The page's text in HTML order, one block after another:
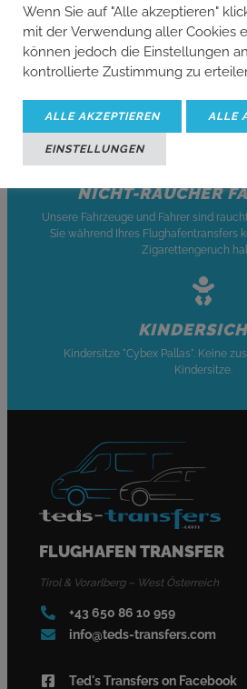
KOSTENLOSES
Wir bieten kostenloses WLAN bei jedem
Österreich.
NICHT-RAUCHER
Unsere Fahrzeuge und Fahrer sind
Sie während Ihres Flughafentransfers
Zigarettengeruch
Kindersitze "Cybex Pallas". Keine
Kindersitze.
FLUGHAFEN TRANSFER
Tirol & Vorarlberg – West Österreich
+43 650 86 10 959
info@teds-transfers.com
Ted's Transfers on Facebook
Wenn Sie auf "Alle akzeptieren"
mit der Verwendung aller Cookies
können jedoch die Einstellungen
kontrollierte Zustimmung zu
ALLE AKZEPTIEREN ALLE
EINSTELLUNGEN